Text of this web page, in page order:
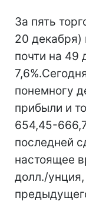
За пять
20 декабря)
почти на 49
понемногу
прибыли и
654,45-
последней
настоящее
долл./